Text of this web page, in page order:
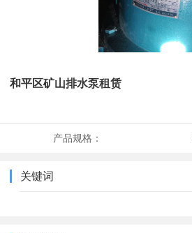
和平区矿山排水泵租赁
产品规格：
关键词